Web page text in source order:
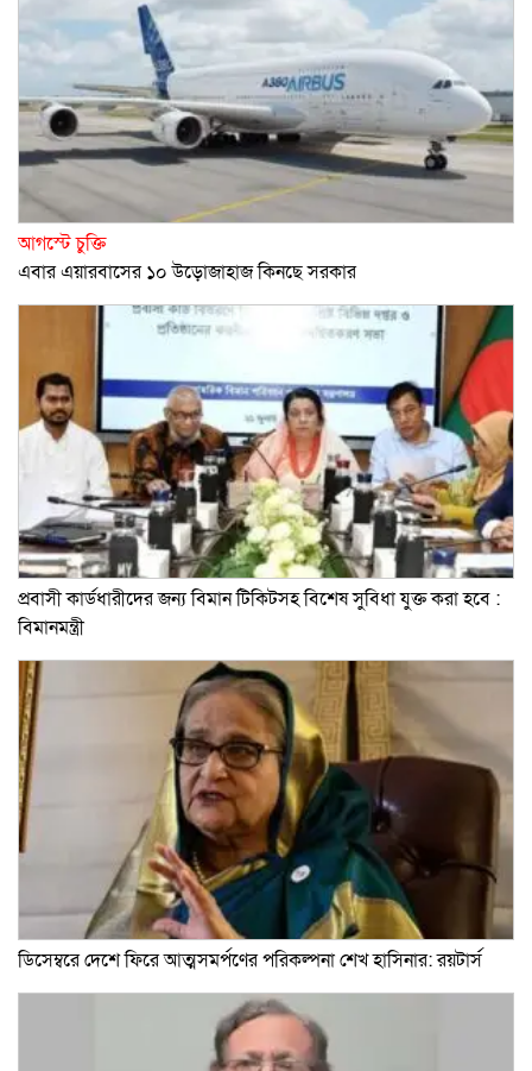
আগস্টে চুক্তি
এবার এয়ারবাসের ১০ উড়োজাহাজ কিনছে সরকার
প্রবাসী কার্ডধারীদের জন্য বিমান টিকিটসহ বিশেষ সুবিধা যুক্ত করা হবে :
বিমানমন্ত্রী
ডিসেম্বরে দেশে ফিরে আত্মসমর্পণের পরিকল্পনা শেখ হাসিনার: রয়টার্স